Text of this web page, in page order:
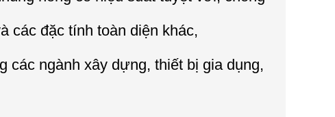
các đặc tính toàn diện khác,
các ngành xây dựng, thiết bị gia dụng,